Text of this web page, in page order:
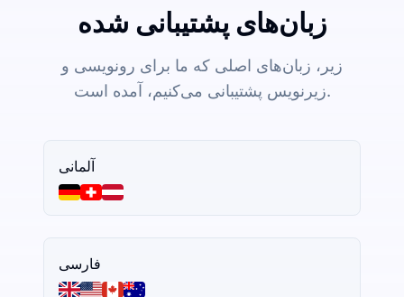
زبان‌های پشتیبانی شده
زیر، زبان‌های اصلی که ما برای رونویسی و
زیرنویس پشتیبانی می‌کنیم، آمده است.
آلمانی
فارسی